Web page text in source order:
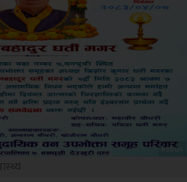
Sdc